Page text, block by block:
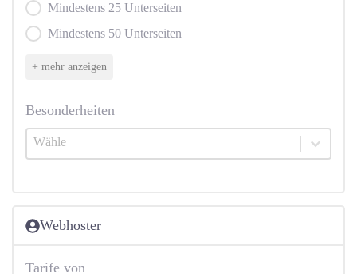
Mindestens 25 Unterseiten
Mindestens 50 Unterseiten
+ mehr anzeigen
Besonderheiten
Besonderheiten
Besonderheiten
Webhoster
Tarife von